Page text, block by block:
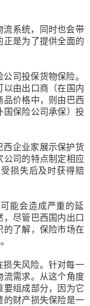
流系统，同时也会带
是为了提供全面的
司投保货物保险。
由出口商（在国内
价格中，则由巴西
保险公司承保）投
企业家展示保护货
公司的特点制定相应
损失后及时获得赔
能会造成严重的延
尽管巴西国内出口
了解，保险市场在
损失风险。针对每一
流需求。从这个角度
组成部分，因为它
的财产损失保险是一